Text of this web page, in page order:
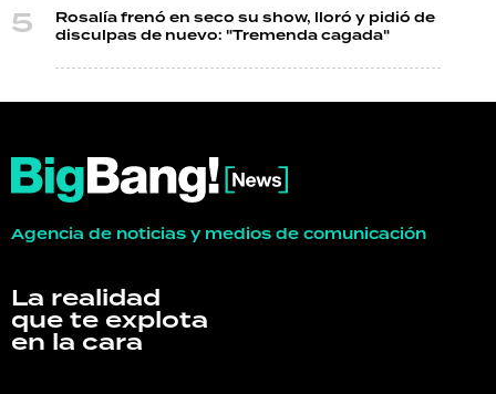
Rosalía frenó en seco su show, lloró y pidió de
disculpas de nuevo: "Tremenda cagada"
Agencia de noticias y medios de comunicación
La realidad
que te explota
en la cara